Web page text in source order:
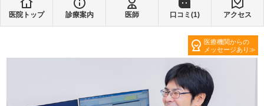
医院トップ 診療案内 医師 口コミ(1) アクセス
医療機関からの
メッセージあり